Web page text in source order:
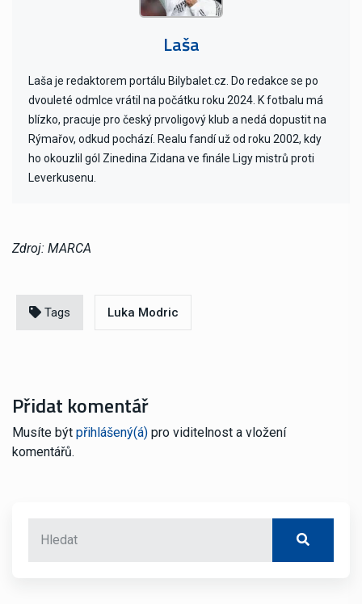
Laša
Laša je redaktorem portálu Bilybalet.cz. Do redakce se po
dvouleté odmlce vrátil na počátku roku 2024. K fotbalu má
blízko, pracuje pro český prvoligový klub a nedá dopustit na
Rýmařov, odkud pochází. Realu fandí už od roku 2002, kdy
ho okouzlil gól Zinedina Zidana ve finále Ligy mistrů proti
Leverkusenu.
Zdroj: MARCA
Tags Luka Modric
Přidat komentář
Musíte být přihlášený(á) pro viditelnost a vložení
komentářů.